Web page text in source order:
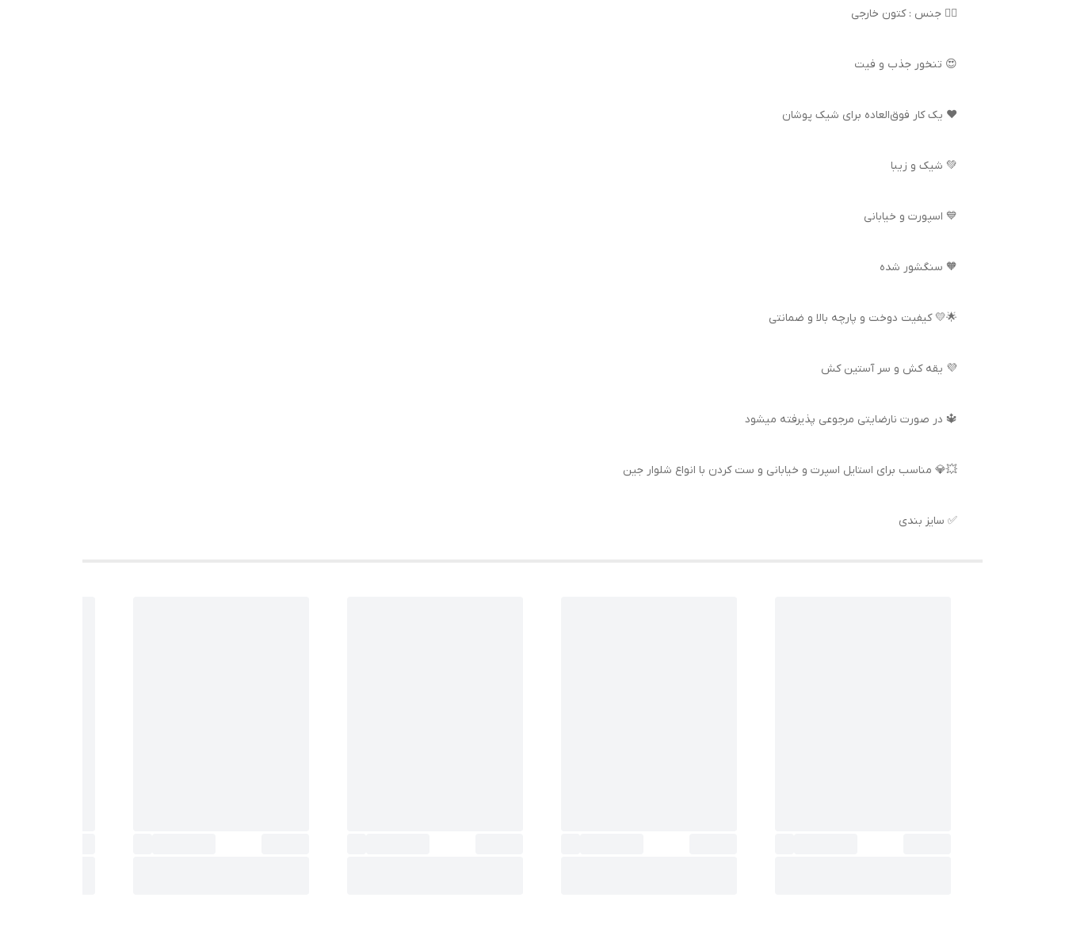
👌🏻 جنس : کتون خارجی
😍 تنخور جذب و فیت
❤️ یک کار فوق‌العاده برای شیک پوشان
💚 شیک و زیبا
💙 اسپورت و خیابانی
🧡 سنگشور شده
🌟💛 کیفیت دوخت و پارچه بالا و ضمانتی
💜 یقه کش و سر آستین کش
🔱 در صورت نارضایتی مرجوعی پذیرفته میشود
💥💎 مناسب برای استایل اسپرت و خیابانی و ست کردن با انواع شلوار جین
✅ سایز بندی